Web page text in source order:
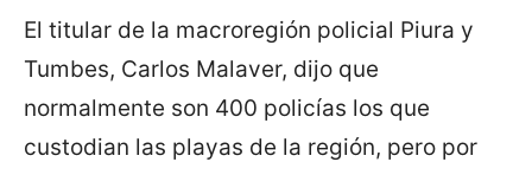
El titular de la macroregión policial Piura y
Tumbes, Carlos Malaver, dijo que
normalmente son 400 policías los que
custodian las playas de la región, pero por